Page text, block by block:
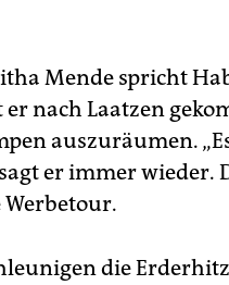
Mende spricht
nach Laatzen
auszuräumen.
er immer wieder.
die